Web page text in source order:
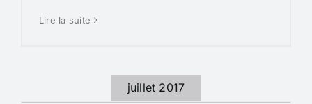
Lire la suite
juillet 2017